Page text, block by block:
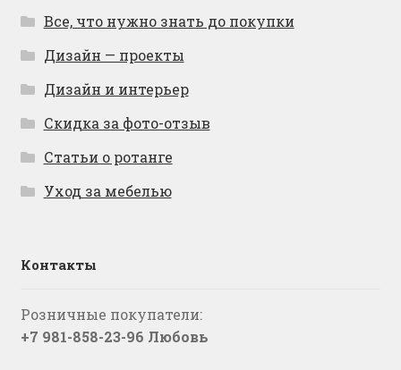
Все, что нужно знать до покупки
Дизайн — проекты
Дизайн и интерьер
Скидка за фото-отзыв
Статьи о ротанге
Уход за мебелью
Контакты
Розничные покупатели:
+7 981-858-23-96 Любовь